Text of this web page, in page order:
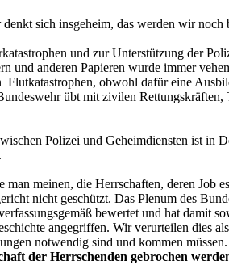
sich insgeheim, das werden wir noch
und zur Unterstützung der
anderen Papieren wurde immer
obwohl dafür eine
übt mit zivilen
Polizei und Geheimdiensten ist in
meinen, die Herrschaften, deren Job
nicht geschützt. Das Plenum des
bewertet und hat damit
angegriffen. Wir verurteilen dies
notwendig sind und kommen müssen.
der Herrschenden gebrochen